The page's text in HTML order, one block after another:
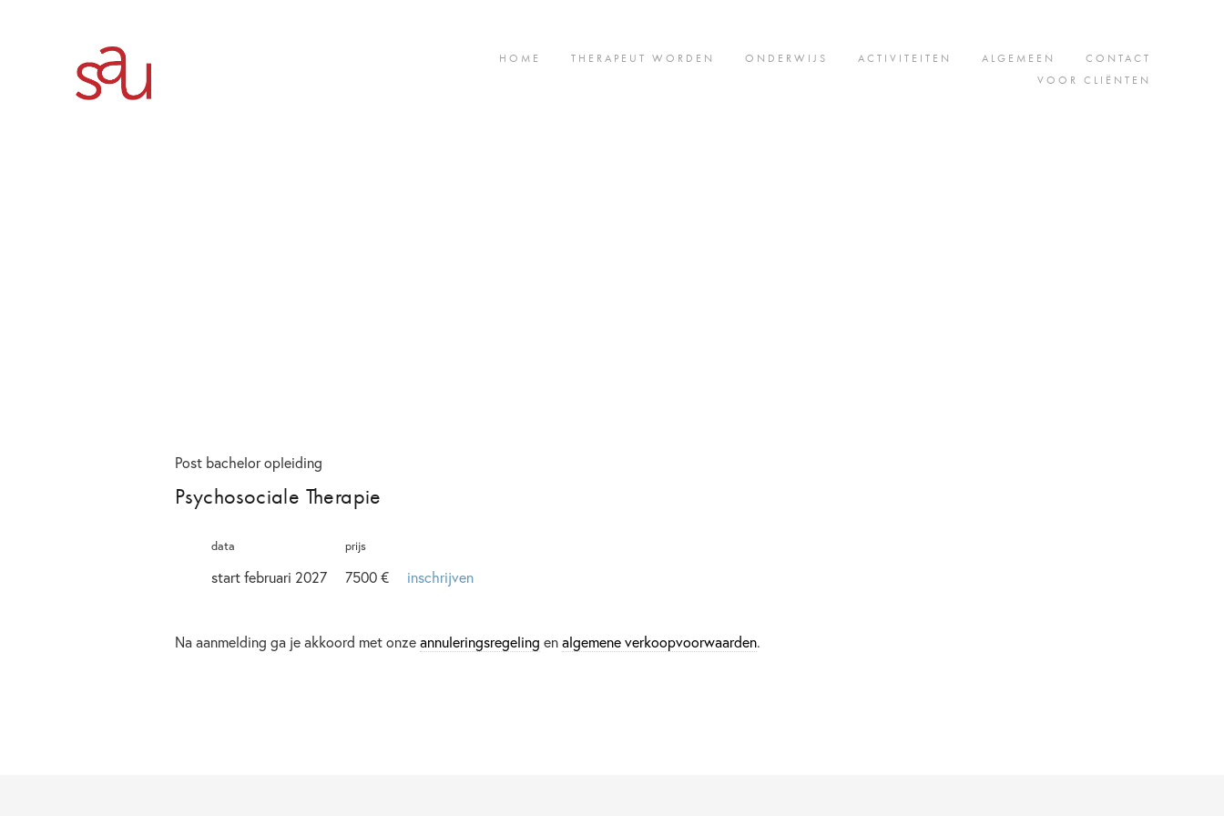
HOME THERAPEUT WORDEN ONDERWIJS ACTIVITEITEN ALGEMEEN
CONTACT
VOOR CLIËNTEN
Post bachelor opleiding
Psychosociale Therapie
data prijs
start februari 2027 7500 € inschrijven
Na aanmelding ga je akkoord met onze annuleringsregeling en algemene verkoopvoorwaarden.